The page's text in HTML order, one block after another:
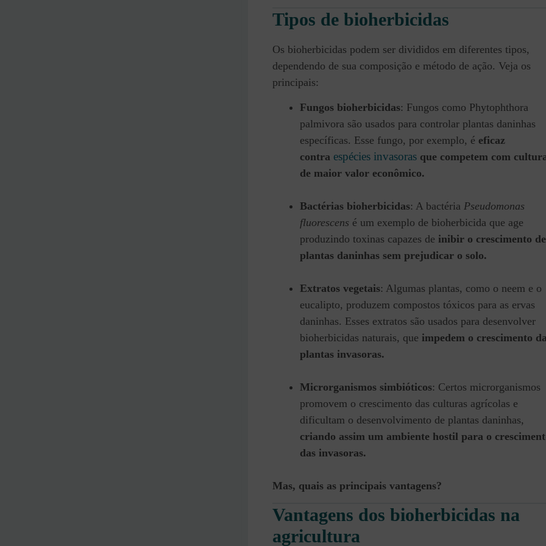
Tipos de bioherbicidas
Os bioherbicidas podem ser divididos em diferentes tipos,
dependendo de sua composição e método de ação. Veja os
principais:
Fungos bioherbicidas: Fungos como Phytophthora
palmivora são usados para controlar plantas daninhas
específicas. Esse fungo, por exemplo, é eficaz
contra espécies invasoras que competem com
de maior valor econômico.
Bactérias bioherbicidas: A bactéria Pseudomonas
fluorescens é um exemplo de bioherbicida que age
produzindo toxinas capazes de inibir o crescimento de
plantas daninhas sem prejudicar o solo.
Extratos vegetais: Algumas plantas, como o neem e o
eucalipto, produzem compostos tóxicos para as ervas
daninhas. Esses extratos são usados para desenvolver
bioherbicidas naturais, que impedem o crescimento
plantas invasoras.
Microrganismos simbióticos: Certos microrganismos
promovem o crescimento das culturas agrícolas e
dificultam o desenvolvimento de plantas daninhas,
criando assim um ambiente hostil para o
das invasoras.
Mas, quais as principais vantagens?
Vantagens dos bioherbicidas na
agricultura